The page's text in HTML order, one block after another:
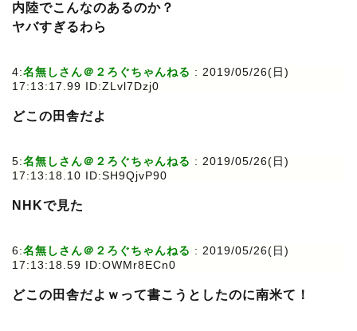
内陸でこんなのあるのか？
ヤバすぎるわら
4:名無しさん＠２ろぐちゃんねる : 2019/05/26(日)
17:13:17.99 ID:ZLvl7Dzj0
どこの田舎だよ
5:名無しさん＠２ろぐちゃんねる : 2019/05/26(日)
17:13:18.10 ID:SH9QjvP90
NHKで見た
6:名無しさん＠２ろぐちゃんねる : 2019/05/26(日)
17:13:18.59 ID:OWMr8ECn0
どこの田舎だよｗって書こうとしたのに南米て！